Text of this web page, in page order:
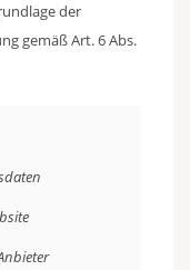
der
gemäß Art. 6 Abs.